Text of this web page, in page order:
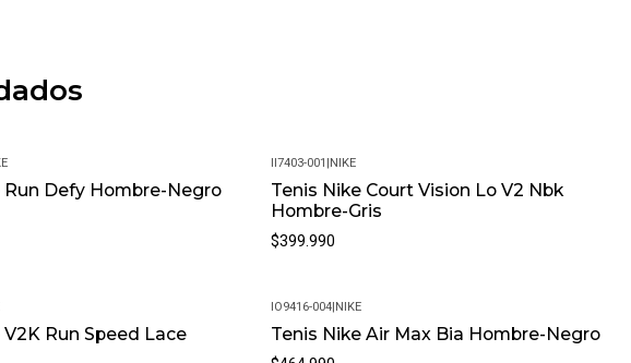
Run Defy Hombre-Negro
II7403-001 |NIKE
Tenis Nike Court Vision Lo V2 Nbk
Hombre-Gris
$399.990
Run Speed Lace
IO9416-004|NIKE
Tenis Nike Air Max Bia Hombre-Negro